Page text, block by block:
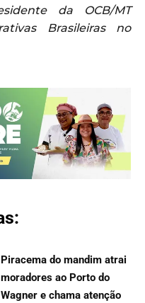
da OCB/MT
Brasileiras no
Piracema do mandim atrai
moradores ao Porto do
Wagner e chama atenção